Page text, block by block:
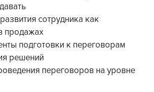
сотрудника как
продажах
подготовки к переговорам
решений
переговоров на уровне